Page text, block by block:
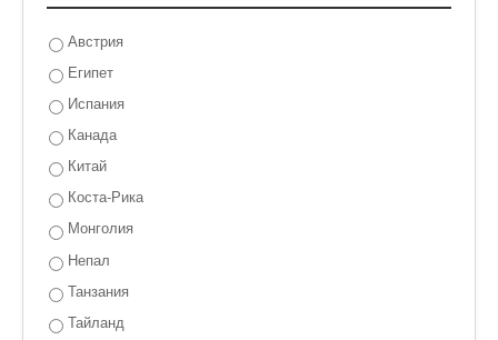
Австрия
Египет
Испания
Канада
Китай
Коста-Рика
Монголия
Непал
Танзания
Тайланд